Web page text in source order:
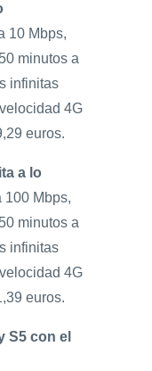
10 Mbps,
minutos a
infinitas
4G
euros.
a lo
100 Mbps,
minutos a
infinitas
4G
euros.
S5 con el